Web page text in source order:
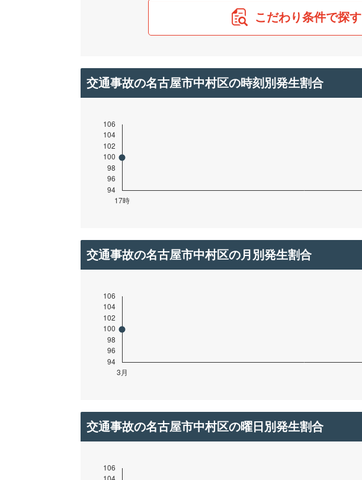
こだわり条件で探す
交通事故の名古屋市中村区の時刻別発生割合
交通事故の名古屋市中村区の月別発生割合
交通事故の名古屋市中村区の曜日別発生割合